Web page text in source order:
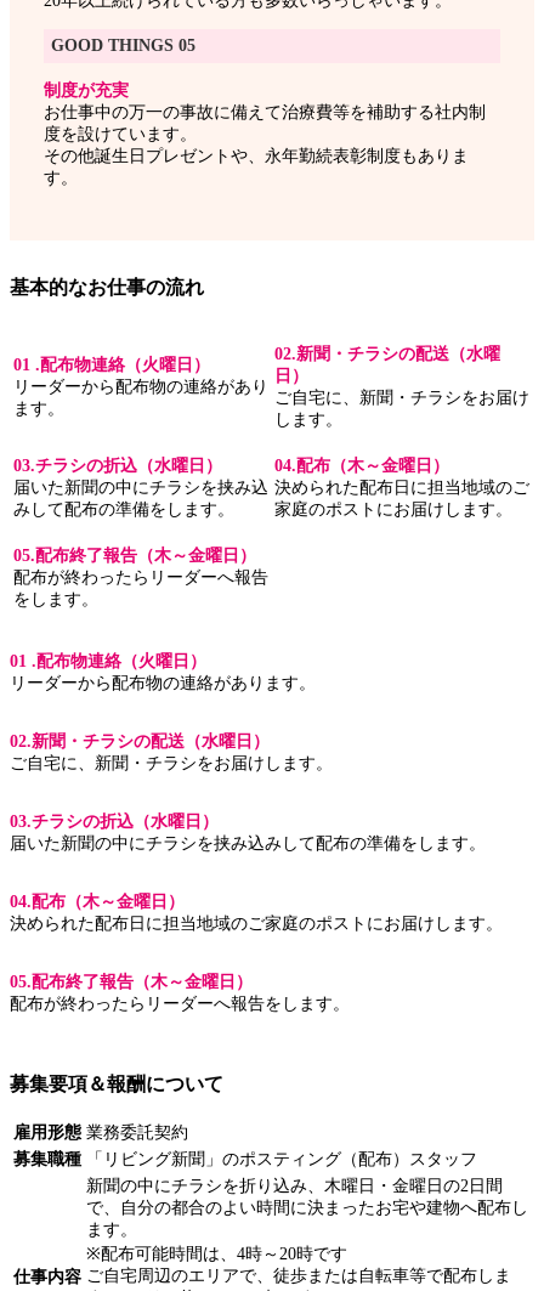
GOOD THINGS 05
制度が充実
お仕事中の万一の事故に備えて治療費等を補助する社内制
度を設けています。
その他誕生日プレゼントや、永年勤続表彰制度もありま
す。
基本的なお仕事の流れ
01 .配布物連絡（火曜日）
リーダーから配布物の連絡があり
ます。
02.新聞・チラシの配送（水曜
日）
ご自宅に、新聞・チラシをお届け
します。
03.チラシの折込（水曜日）
届いた新聞の中にチラシを挟み込
みして配布の準備をします。
04.配布（木～金曜日）
決められた配布日に担当地域のご
家庭のポストにお届けします。
05.配布終了報告（木～金曜日）
配布が終わったらリーダーへ報告
をします。
01 .配布物連絡（火曜日）
リーダーから配布物の連絡があります。
02.新聞・チラシの配送（水曜日）
ご自宅に、新聞・チラシをお届けします。
03.チラシの折込（水曜日）
届いた新聞の中にチラシを挟み込みして配布の準備をします。
04.配布（木～金曜日）
決められた配布日に担当地域のご家庭のポストにお届けします。
05.配布終了報告（木～金曜日）
配布が終わったらリーダーへ報告をします。
募集要項＆報酬について
雇用形態 業務委託契約
募集職種
「リビング新聞」のポスティング（配布）スタッフ
仕事内容
新聞の中にチラシを折り込み、木曜日・金曜日の2日間
で、自分の都合のよい時間に決まったお宅や建物へ配布し
ます。
※配布可能時間は、4時～20時です
ご自宅周辺のエリアで、徒歩または自転車等で配布しま